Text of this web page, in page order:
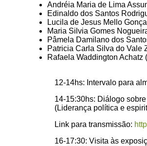
Andréia Maria de Lima
Edinaldo dos Santos
Lucila de Jesus Mello
Maria Silvia Gomes
Pâmela Damilano dos
Patricia Carla Silva do Vale
Rafaela Waddington Achatz
12-14hs: Intervalo para
14-15:30hs: Diálogo
(Liderança política e
Link para transmissão:
16-17:30: Visita às